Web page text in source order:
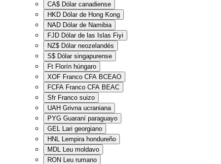
CA$ Dólar canadiense
HKD Dólar de Hong Kong
NAD Dólar de Namibia
FJD Dólar de las Islas Fiyi
NZ$ Dólar neozelandés
S$ Dólar singapurense
Ft Florín húngaro
XOF Franco CFA BCEAO
FCFA Franco CFA BEAC
Sfr Franco suizo
UAH Grivna ucraniana
PYG Guaraní paraguayo
GEL Lari georgiano
HNL Lempira hondureño
MDL Leu moldavo
RON Leu rumano